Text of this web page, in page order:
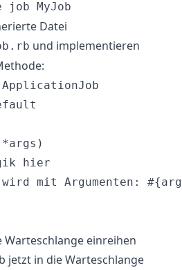
Datei
und implementieren
hier
mit Argumenten:
Warteschlange einreihen
jetzt in die Warteschlange